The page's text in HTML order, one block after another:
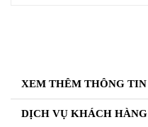
XEM THÊM THÔNG TIN
DỊCH VỤ KHÁCH HÀNG